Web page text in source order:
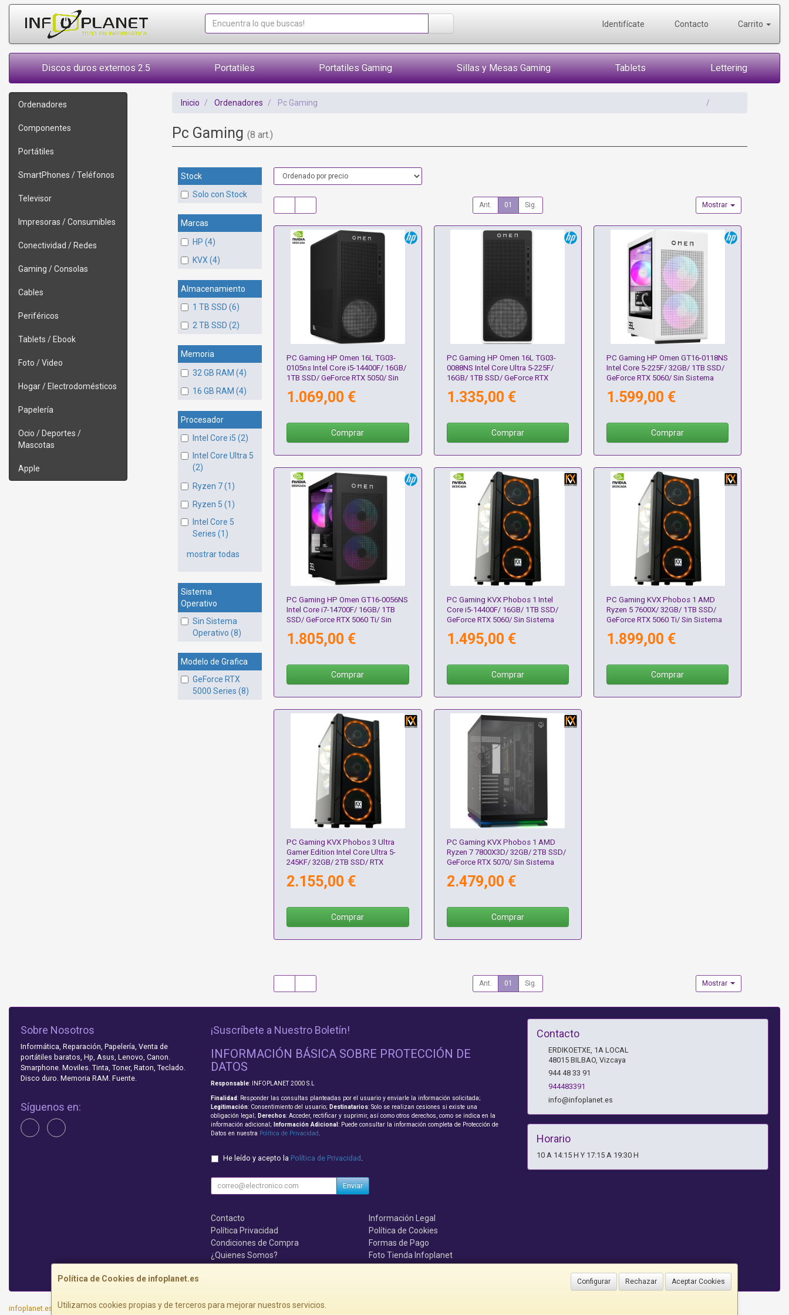
Identifícate Contacto Carrito
Discos duros externos 2.5 Portatiles Portatiles Gaming Sillas y Mesas Gaming Tablets Lettering
Ordenadores
Componentes
Portátiles
SmartPhones / Teléfonos
Televisor
Impresoras / Consumibles
Conectividad / Redes
Gaming / Consolas
Cables
Periféricos
Tablets / Ebook
Foto / Video
Hogar / Electrodomésticos
Papelería
Ocio / Deportes /
Mascotas
Apple
Inicio Ordenadores Pc Gaming
Pc Gaming (8 art.)
Stock
Solo con Stock
Marcas
HP (4)
KVX (4)
Almacenamiento
1 TB SSD (6)
2 TB SSD (2)
Memoria
32 GB RAM (4)
16 GB RAM (4)
Procesador
Intel Core i5 (2)
Intel Core Ultra 5
(2)
Ryzen 7 (1)
Ryzen 5 (1)
Intel Core 5
Series (1)
mostrar todas
Sistema
Operativo
Sin Sistema
Operativo (8)
Modelo de Grafica
GeForce RTX
5000 Series (8)
Ant. 01 Sig. Mostrar
PC Gaming HP Omen 16L TG03-
0105ns Intel Core i5-14400F/ 16GB/
1TB SSD/ GeForce RTX 5050/ Sin
1.069,00 €
Comprar
PC Gaming HP Omen 16L TG03-
0088NS Intel Core Ultra 5-225F/
16GB/ 1TB SSD/ GeForce RTX
1.335,00 €
Comprar
PC Gaming HP Omen GT16-0118NS
Intel Core 5-225F/ 32GB/ 1TB SSD/
GeForce RTX 5060/ Sin Sistema
1.599,00 €
Comprar
PC Gaming HP Omen GT16-0056NS
Intel Core i7-14700F/ 16GB/ 1TB
SSD/ GeForce RTX 5060 Ti/ Sin
1.805,00 €
Comprar
PC Gaming KVX Phobos 1 Intel
Core i5-14400F/ 16GB/ 1TB SSD/
GeForce RTX 5060/ Sin Sistema
1.495,00 €
Comprar
PC Gaming KVX Phobos 1 AMD
Ryzen 5 7600X/ 32GB/ 1TB SSD/
GeForce RTX 5060 Ti/ Sin Sistema
1.899,00 €
Comprar
PC Gaming KVX Phobos 3 Ultra
Gamer Edition Intel Core Ultra 5-
245KF/ 32GB/ 2TB SSD/ RTX
2.155,00 €
Comprar
PC Gaming KVX Phobos 1 AMD
Ryzen 7 7800X3D/ 32GB/ 2TB SSD/
GeForce RTX 5070/ Sin Sistema
2.479,00 €
Comprar
Ant. 01 Sig. Mostrar
Política de Cookies de infoplanet.es Configurar Rechazar Aceptar Cookies
Utilizamos cookies propias y de terceros para mejorar nuestros servicios.
Sobre Nosotros
Informática, Reparación, Papelería, Venta de
portátiles baratos, Hp, Asus, Lenovo, Canon.
Smarphone. Moviles. Tinta, Toner, Raton, Teclado.
Disco duro. Memoria RAM. Fuente.
Síguenos en:
¡Suscríbete a Nuestro Boletín!
INFORMACIÓN BÁSICA SOBRE PROTECCIÓN DE
DATOS
Responsable: INFOPLANET 2000 S.L
Finalidad: Responder las consultas planteadas por el usuario y enviarle la información solicitada;
Legitimación: Consentimiento del usuario; Destinatarios: Solo se realizan cesiones si existe una
obligación legal; Derechos: Acceder, rectificar y suprimir, así como otros derechos, como se indica en la
información adicional;
Información Adicional : Puede consultar la información completa de Protección de
Datos en nuestra Política de Privacidad
He leído y acepto la Política de Privacidad
Enviar
Contacto
Información Legal
Política Privacidad
Política de Cookies
Condiciones de Compra
Formas de Pago
¿Quienes Somos?
Foto Tienda Infoplanet
Que no te lo cuenten, se el primero!!!
Contacto
ERDIKOETXE, 1A LOCAL
48015 BILBAO, Vizcaya
944 48 33 91
944483391
info@infoplanet.es
Horario
10 A 14:15 H Y 17:15 A 19:30 H
infoplanet.es © 2026